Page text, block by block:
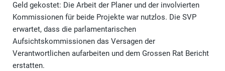
Geld gekostet: Die Arbeit der Planer und der involvierten
Kommissionen für beide Projekte war nutzlos. Die SVP
erwartet, dass die parlamentarischen
Aufsichtskommissionen das Versagen der
Verantwortlichen aufarbeiten und dem Grossen Rat Bericht
erstatten.